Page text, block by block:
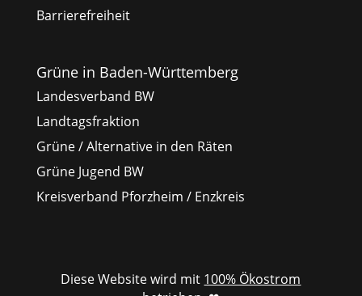
Barrierefreiheit
Grüne in Baden-Württemberg
Landesverband BW
Landtagsfraktion
Grüne / Alternative in den Räten
Grüne Jugend BW
Kreisverband Pforzheim / Enzkreis
Diese Website wird mit 100% Ökostrom